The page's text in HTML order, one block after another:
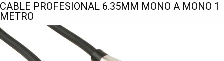
CABLE PROFESIONAL 6.35MM MONO A MONO 1
METRO